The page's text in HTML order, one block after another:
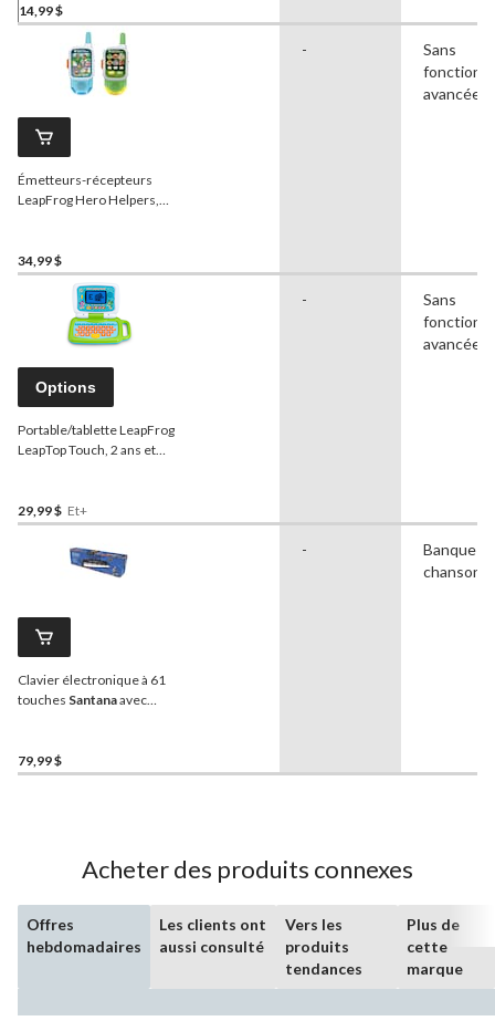
14,99 $
Émetteurs-récepteurs
LeapFrog Hero Helpers,
34,99 $
-
Sans
avancées
Options
Portable/tablette LeapFrog
LeapTop Touch, 2 ans et
29,99 $ Et+
-
Sans
avancées
Clavier électronique à 61
touches Santanaavec
79,99 $
-
Banque
chansons
Acheter des produits connexes
Offres
hebdomadaires
Les clients ont
aussi consulté
Vers les
produits
tendances
Plus de
cette
marque